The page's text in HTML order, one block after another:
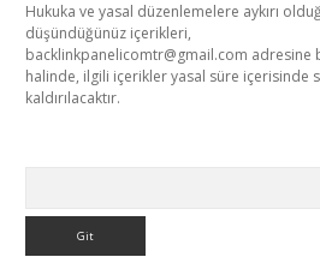
Hukuka ve yasal düzenlemelere aykırı
düşündüğünüz içerikleri,
backlinkpanelicomtr@gmail.com adresine
halinde, ilgili içerikler yasal süre içerisinde
kaldırılacaktır.